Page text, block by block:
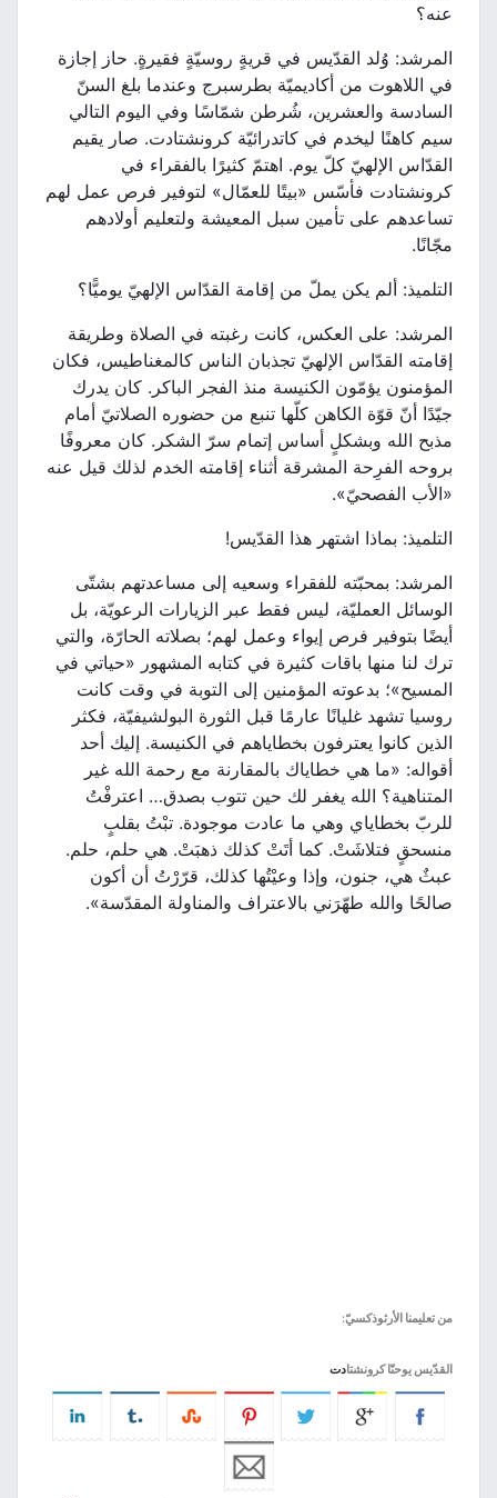
عنه؟
المرشد: وُلد القدّيس في قريةٍ روسيّةٍ فقيرةٍ. حاز إجازة
في اللاهوت من أكاديميّة بطرسبرج وعندما بلغ السنّ
السادسة والعشرين، شُرطن شمّاسًا وفي اليوم التالي
سيم كاهنًا ليخدم في كاتدرائيّة كرونشتادت. صار يقيم
القدّاس الإلهيّ كلّ يوم. اهتمّ كثيرًا بالفقراء في
كرونشتادت فأسّس «بيتًا للعمّال» لتوفير فرص عمل لهم
تساعدهم على تأمين سبل المعيشة ولتعليم أولادهم
مجّانًا.
التلميذ: ألم يكن يملّ من إقامة القدّاس الإلهيّ يوميًّا؟
المرشد: على العكس، كانت رغبته في الصلاة وطريقة
إقامته القدّاس الإلهيّ تجذبان الناس كالمغناطيس، فكان
المؤمنون يؤمّون الكنيسة منذ الفجر الباكر. كان يدرك
جيّدًا أنّ قوّة الكاهن كلّها تنبع من حضوره الصلاتيّ أمام
مذبح الله وبشكلٍ أساس إتمام سرّ الشكر. كان معروفًا
بروحه الفرِحة المشرقة أثناء إقامته الخدم لذلك قيل عنه
«الأب الفصحيّ».
التلميذ: بماذا اشتهر هذا القدّيس!
المرشد: بمحبّته للفقراء وسعيه إلى مساعدتهم بشتّى
الوسائل العمليّة، ليس فقط عبر الزيارات الرعويّة، بل
أيضًا بتوفير فرص إيواء وعمل لهم؛ بصلاته الحارّة، والتي
ترك لنا منها باقات كثيرة في كتابه المشهور «حياتي في
المسيح»؛ بدعوته المؤمنين إلى التوبة في وقت كانت
روسيا تشهد غليانًا عارمًا قبل الثورة البولشيفيّة، فكثر
الذين كانوا يعترفون بخطاياهم في الكنيسة. إليك أحد
أقواله: «ما هي خطاياك بالمقارنة مع رحمة الله غير
المتناهية؟ الله يغفر لك حين تتوب بصدق… اعترفْتُ
للربّ بخطاياي وهي ما عادت موجودة. تبْتُ بقلبٍ
منسحقٍ فتلاشَتْ. كما أتَتْ كذلك ذهبَتْ. هي حلم، حلم.
عبثٌ هي، جنون، وإذا وعيْتُها كذلك، قرّرْتُ أن أكون
صالحًا والله طهّرَني بالاعتراف والمناولة المقدّسة».
من تعليمنا الأرثوذكسيّ:
القدّيس يوحنّا كرونشتادت